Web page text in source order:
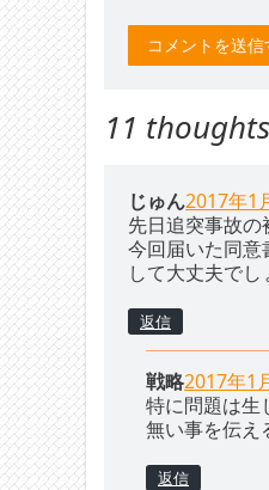
11
じゅん2017年1
先日追突事故の
今回届いた同
して大丈夫でし
返信
戦略2017年1
特に問題は生
無い事を伝え
返信